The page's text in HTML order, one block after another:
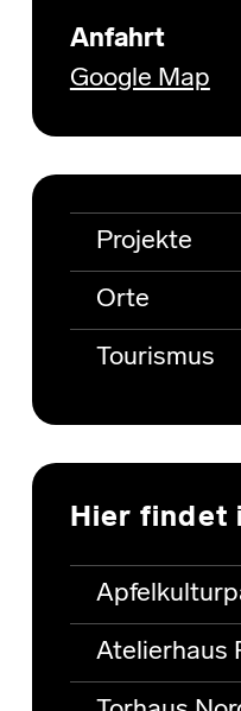
Anfahrt
Google Map
Projekte
Orte
Tourismus
Hier findet
Atelierhaus